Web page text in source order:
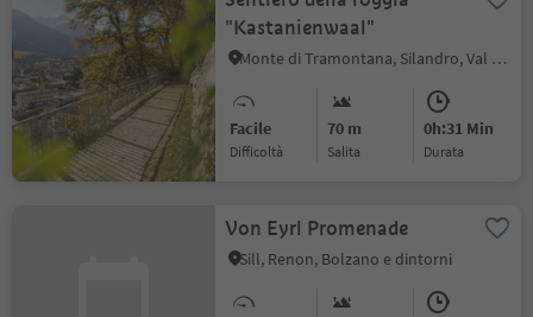
"Kastanienwaal"
Monte di Tramontana, Silandro, Val Venosta
Facile
Difficoltà
70 m
Salita
0h:31 Min
durata
Von Eyrl Promenade
Sill, Renon, Bolzano e dintorni